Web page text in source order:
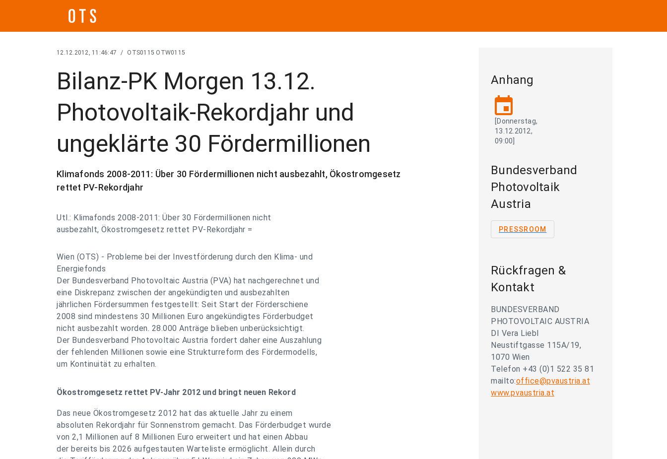
12.12.2012, 11:46:47 / OTS0115 OTW0115
Bilanz-PK Morgen 13.12.
Photovoltaik-Rekordjahr und
ungeklärte 30 Fördermillionen
Klimafonds 2008-2011: Über 30 Fördermillionen nicht ausbezahlt, Ökostromgesetz
rettet PV-Rekordjahr
Utl.: Klimafonds 2008-2011: Über 30 Fördermillionen nicht
ausbezahlt, Ökostromgesetz rettet PV-Rekordjahr =
Wien (OTS) - Probleme bei der Investförderung durch den Klima- und
Energiefonds
Der Bundesverband Photovoltaic Austria (PVA) hat nachgerechnet und
eine Diskrepanz zwischen der angekündigten und ausbezahlten
jährlichen Fördersummen festgestellt: Seit Start der Förderschiene
2008 sind mindestens 30 Millionen Euro angekündigtes Förderbudget
nicht ausbezahlt worden. 28.000 Anträge blieben unberücksichtigt.
Der Bundesverband Photovoltaic Austria fordert daher eine Auszahlung
der fehlenden Millionen sowie eine Strukturreform des Fördermodells,
um Kontinuität zu erhalten.
Ökostromgesetz rettet PV-Jahr 2012 und bringt neuen Rekord
Das neue Ökostromgesetz 2012 hat das aktuelle Jahr zu einem
absoluten Rekordjahr für Sonnenstrom gemacht. Das Förderbudget wurde
von 2,1 Millionen auf 8 Millionen Euro erweitert und hat einen Abbau
der bereits bis 2026 aufgestauten Warteliste ermöglicht. Allein durch
Anhang
event
[Donnerstag,
13.12.2012,
09:00]
Bundesverband
Photovoltaik
Austria
PRESSROOM
Rückfragen &
Kontakt
BUNDESVERBAND
PHOTOVOLTAIC AUSTRIA
DI Vera Liebl
Neustiftgasse 115A/19,
1070 Wien
Telefon +43 (0)1 522 35 81
mailto:office@pvaustria.at
www.pvaustria.at